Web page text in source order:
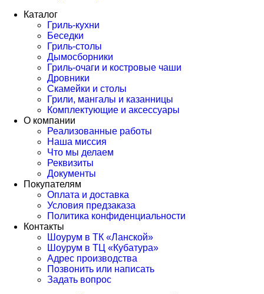
Каталог
Гриль-кухни
Беседки
Гриль-столы
Дымосборники
Гриль-очаги и костровые чаши
Дровники
Скамейки и столы
Грили, мангалы и казанницы
Комплектующие и аксессуары
О компании
Реализованные работы
Наша миссия
Что мы делаем
Реквизиты
Документы
Покупателям
Оплата и доставка
Условия предзаказа
Политика конфиденциальности
Контакты
Шоурум в ТК «Ланской»
Шоурум в ТЦ «Кубатура»
Адрес производства
Позвонить или написать
Задать вопрос